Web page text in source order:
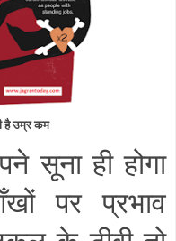
है उम्र कम
सूना ही होगा
पर प्रभाव